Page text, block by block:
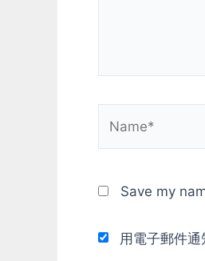
Save my
用電子郵件通